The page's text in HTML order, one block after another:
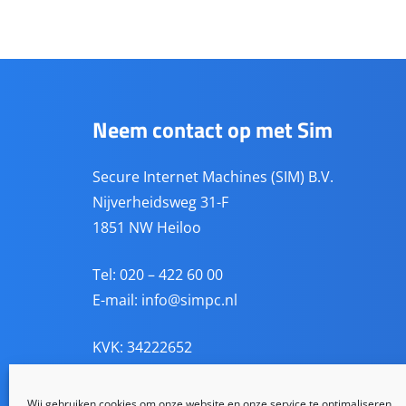
Neem contact op met Sim
Secure Internet Machines (SIM) B.V.
Nijverheidsweg 31-F
1851 NW Heiloo
Tel: 020 – 422 60 00
E-mail: info@simpc.nl
KVK: 34222652
BANK: NL81 RABO 0141 8460 62